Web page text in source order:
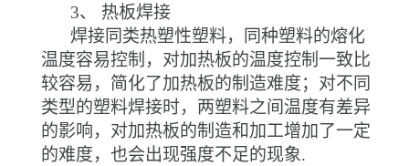
3、 热板焊接
焊接同类热塑性塑料，同种塑料的熔化
温度容易控制，对加热板的温度控制一致比
较容易，简化了加热板的制造难度；对不同
类型的塑料焊接时，两塑料之间温度有差异
的影响，对加热板的制造和加工增加了一定
的难度，也会出现强度不足的现象.